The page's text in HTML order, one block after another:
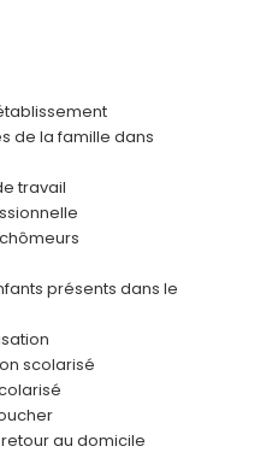
de la famille dans
travail
présents dans le
scolarisé
au domicile